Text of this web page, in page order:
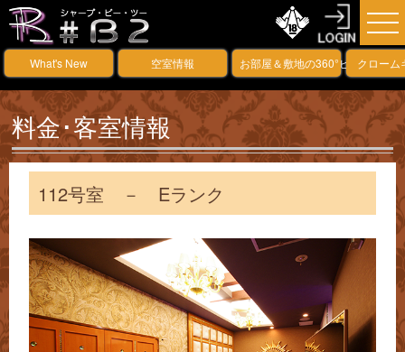
What's New 空室情報 お部屋＆敷地の360°ビュークローム
料金･客室情報
112号室 － Eランク